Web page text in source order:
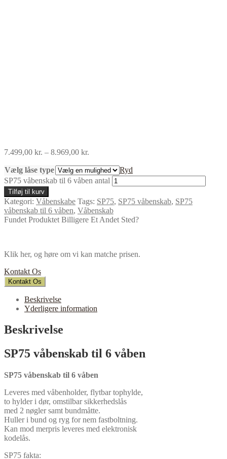
7.499,00 kr. – 8.969,00 kr.
Vælg låse type
Ryd
SP75 våbenskab til 6 våben antal
Tilføj til kurv
Kategori: Våbenskabe Tags: SP75, SP75 våbenskab, SP75
våbenskab til 6 våben, Våbenskab
Fundet Produktet Billigere Et Andet Sted?
Klik her, og høre om vi kan matche prisen.
Kontakt Os
Kontakt Os
Beskrivelse
Yderligere information
Beskrivelse
SP75 våbenskab til 6 våben
SP75 våbenskab til 6 våben
Leveres med våbenholder, flytbar tophylde,
to hylder i dør, omstilbar sikkerhedslås
med 2 nøgler samt bundmåtte.
Huller i bund og ryg for nem fastboltning.
Kan mod merpris leveres med elektronisk
kodelås.
SP75 fakta: